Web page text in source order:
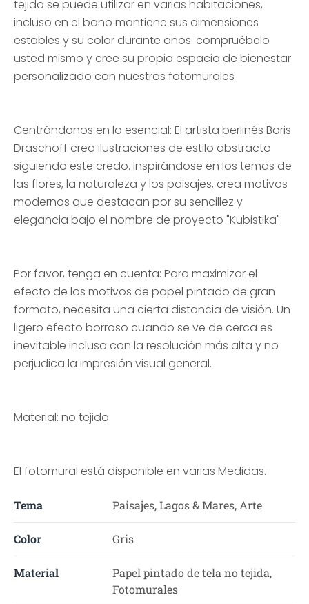
tejido se puede utilizar en varias habitaciones,
incluso en el baño mantiene sus dimensiones
estables y su color durante años. compruébelo
usted mismo y cree su propio espacio de bienestar
personalizado con nuestros fotomurales
Centrándonos en lo esencial: El artista berlinés Boris
Draschoff crea ilustraciones de estilo abstracto
siguiendo este credo. Inspirándose en los temas de
las flores, la naturaleza y los paisajes, crea motivos
modernos que destacan por su sencillez y
elegancia bajo el nombre de proyecto "Kubistika".
Por favor, tenga en cuenta: Para maximizar el
efecto de los motivos de papel pintado de gran
formato, necesita una cierta distancia de visión. Un
ligero efecto borroso cuando se ve de cerca es
inevitable incluso con la resolución más alta y no
perjudica la impresión visual general.
Material: no tejido
El fotomural está disponible en varias Medidas.
Tema Paisajes, Lagos & Mares, Arte
Color Gris
Material
Papel pintado de tela no tejida,
Fotomurales